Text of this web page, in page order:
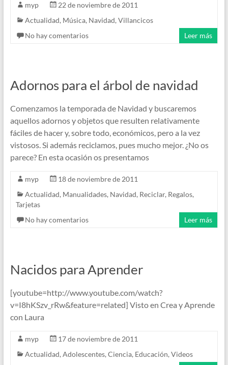
myp
22 de noviembre de 2011
Actualidad, Música, Navidad, Villancicos
No hay comentarios
Leer más
Adornos para el árbol de navidad
Comenzamos la temporada de Navidad y buscaremos
aquellos adornos y objetos que resulten relativamente
fáciles de hacer y, sobre todo, económicos, pero a la vez
vistosos. Si además reciclamos, pues mucho mejor. ¿No os
parece? En esta ocasión os presentamos
myp
18 de noviembre de 2011
Actualidad, Manualidades, Navidad, Reciclar, Regalos,
Tarjetas
No hay comentarios
Leer más
Nacidos para Aprender
[youtube=http://www.youtube.com/watch?
v=I8hKSzv_rRw&feature=related] Visto en Crea y Aprende
con Laura
myp
17 de noviembre de 2011
Actualidad, Adolescentes, Ciencia, Educación, Videos